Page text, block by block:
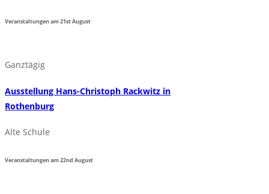
Veranstaltungen am21stAugust
Ganztägig
Ausstellung Hans-Christoph Rackwitz in
Rothenburg
Alte Schule
Veranstaltungen am22nd August